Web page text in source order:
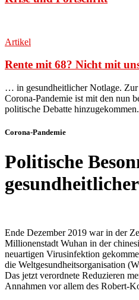
Artikel
Rente mit 68? Nicht mit
… in gesundheitlicher Notlage.
Corona-Pandemie ist mit den nun
politische Debatte hinzugekommen.
Corona-Pandemie
Politische
Ende Dezember 2019 war in der
Millionenstadt Wuhan in der
neuartigen Virusinfektion
die Weltgesundheitsorganisation
Das jetzt verordnete Reduzieren
Annahmen vor allem des Robert-